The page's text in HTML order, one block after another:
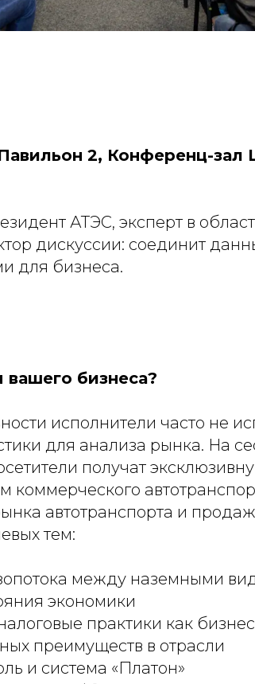
2, Конференц-зал
АТЭС, эксперт в
дискуссии: соединит
для бизнеса.
бизнеса?
исполнители часто не
для анализа рынка. На
получат
коммерческого
автотранспорта и
тем:
между наземными
экономики
практики как
преимуществ в отрасли
и система «Платон»